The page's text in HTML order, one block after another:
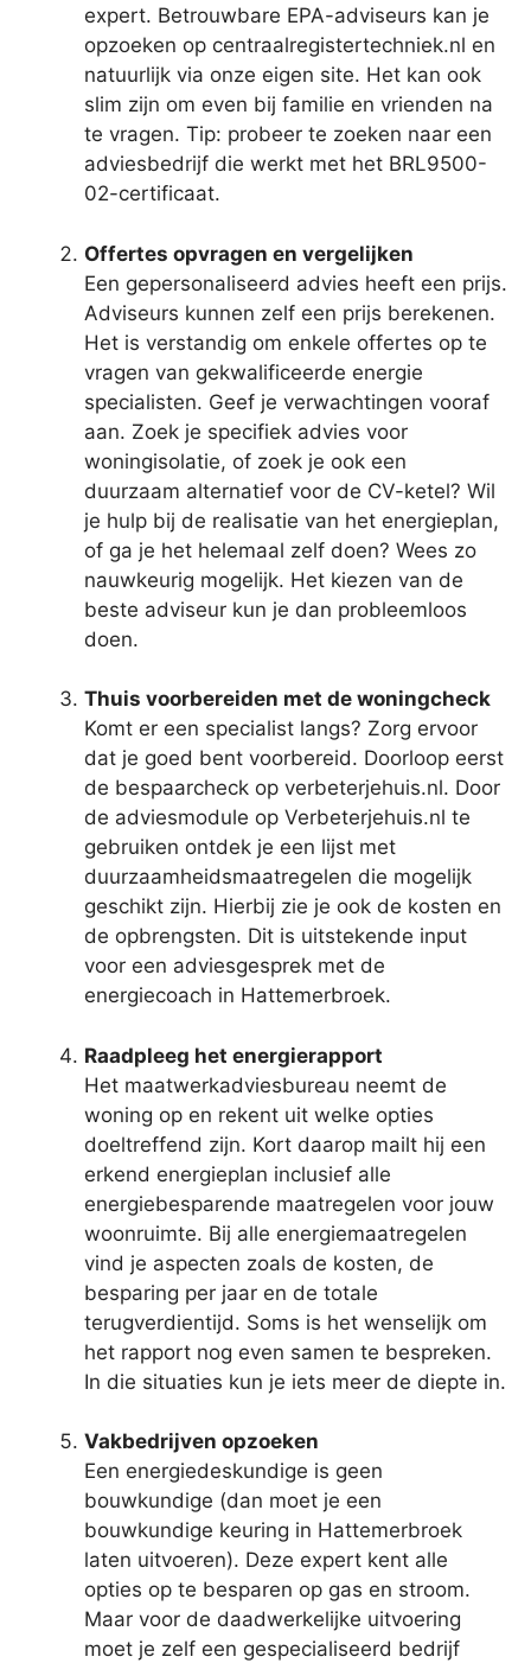
expert. Betrouwbare EPA-adviseurs kan je
opzoeken op centraalregistertechniek.nl en
natuurlijk via onze eigen site. Het kan ook
slim zijn om even bij familie en vrienden na
te vragen. Tip: probeer te zoeken naar een
adviesbedrijf die werkt met het BRL9500-
02-certificaat.
Offertes opvragen en vergelijken
Een gepersonaliseerd advies heeft een prijs.
Adviseurs kunnen zelf een prijs berekenen.
Het is verstandig om enkele offertes op te
vragen van gekwalificeerde energie
specialisten. Geef je verwachtingen vooraf
aan. Zoek je specifiek advies voor
woningisolatie, of zoek je ook een
duurzaam alternatief voor de CV-ketel? Wil
je hulp bij de realisatie van het energieplan,
of ga je het helemaal zelf doen? Wees zo
nauwkeurig mogelijk. Het kiezen van de
beste adviseur kun je dan probleemloos
doen.
Thuis voorbereiden met de woningcheck
Komt er een specialist langs? Zorg ervoor
dat je goed bent voorbereid. Doorloop eerst
de bespaarcheck op verbeterjehuis.nl. Door
de adviesmodule op Verbeterjehuis.nl te
gebruiken ontdek je een lijst met
duurzaamheidsmaatregelen die mogelijk
geschikt zijn. Hierbij zie je ook de kosten en
de opbrengsten. Dit is uitstekende input
voor een adviesgesprek met de
energiecoach in Hattemerbroek.
Raadpleeg het energierapport
Het maatwerkadviesbureau neemt de
woning op en rekent uit welke opties
doeltreffend zijn. Kort daarop mailt hij een
erkend energieplan inclusief alle
energiebesparende maatregelen voor jouw
woonruimte. Bij alle energiemaatregelen
vind je aspecten zoals de kosten, de
besparing per jaar en de totale
terugverdientijd. Soms is het wenselijk om
het rapport nog even samen te bespreken.
In die situaties kun je iets meer de diepte in.
Vakbedrijven opzoeken
Een energiedeskundige is geen
bouwkundige (dan moet je een
bouwkundige keuring in Hattemerbroek
laten uitvoeren). Deze expert kent alle
opties op te besparen op gas en stroom.
Maar voor de daadwerkelijke uitvoering
moet je zelf een gespecialiseerd bedrijf